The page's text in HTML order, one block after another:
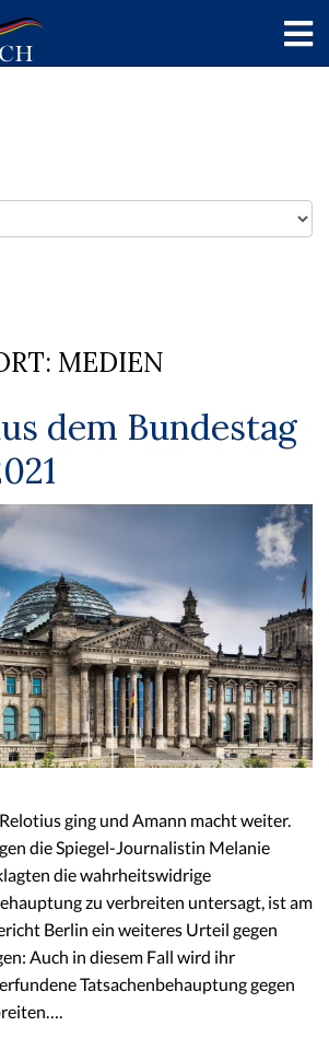
MEDIEN
dem Bundestag
ging und Amann macht weiter.
die Spiegel-Journalistin Melanie
die wahrheitswidrige
zu verbreiten untersagt, ist am
Berlin ein weiteres Urteil gegen
Auch in diesem Fall wird ihr
Tatsachenbehauptung gegen